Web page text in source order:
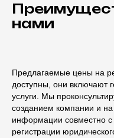
нами
Предлагаемые цены на
доступны, они включают
услуги. Мы
созданием компании и
информации совместно с
регистрации